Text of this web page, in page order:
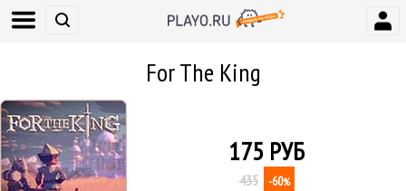
For The King
175 РУБ
435 -60%